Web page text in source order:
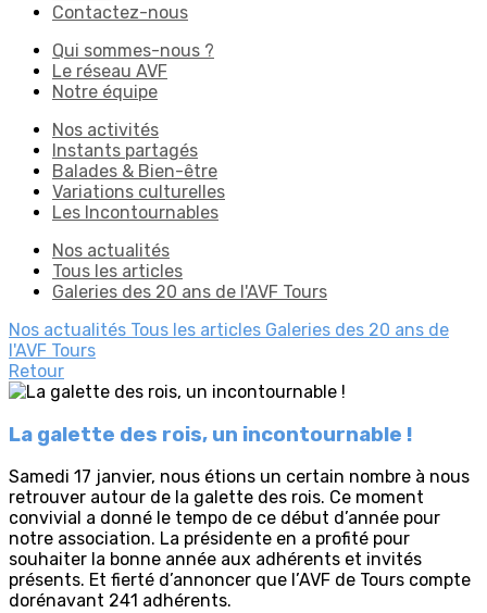
Contactez-nous
Qui sommes-nous ?
Le réseau AVF
Notre équipe
Nos activités
Instants partagés
Balades & Bien-être
Variations culturelles
Les Incontournables
Nos actualités
Tous les articles
Galeries des 20 ans de l'AVF Tours
Nos actualités Tous les articles Galeries des 20 ans de
l'AVF Tours
Retour
La galette des rois, un incontournable !
Samedi 17 janvier, nous étions un certain nombre à nous
retrouver autour de la galette des rois. Ce moment
convivial a donné le tempo de ce début d’année pour
notre association. La présidente en a profité pour
souhaiter la bonne année aux adhérents et invités
présents. Et fierté d’annoncer que l’AVF de Tours compte
dorénavant 241 adhérents.